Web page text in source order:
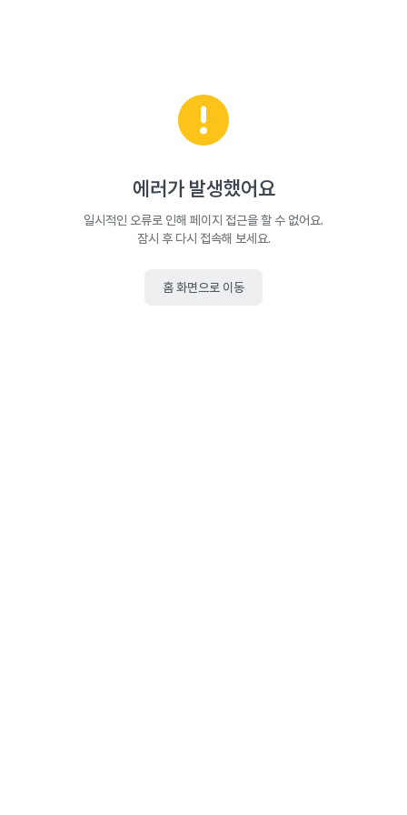
에러가 발생했어요
일시적인 오류로 인해 페이지 접근을 할 수 없어요.
잠시 후 다시 접속해 보세요.
홈 화면으로 이동